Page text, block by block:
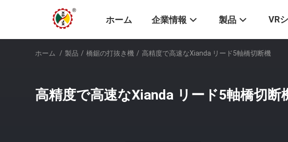
ホーム 企業情報 製品 VR
ホーム / 製品 / 橋鋸の打抜き機 / 高精度で高速なXianda リード5軸橋切断機
高精度で高速なXianda リード5軸橋切断